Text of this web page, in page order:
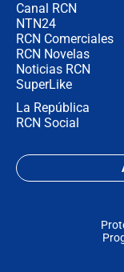
Canal RCN
NTN24
RCN Comerciales
RCN Novelas
Noticias RCN
SuperLike
La República
RCN Social